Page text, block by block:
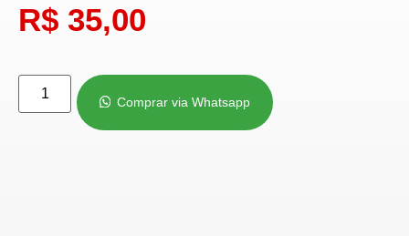
R$ 35,00
Comprar via Whatsapp